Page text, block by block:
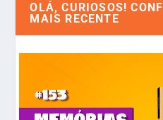
OLÁ, CURIOSOS!
MAIS RECENTE